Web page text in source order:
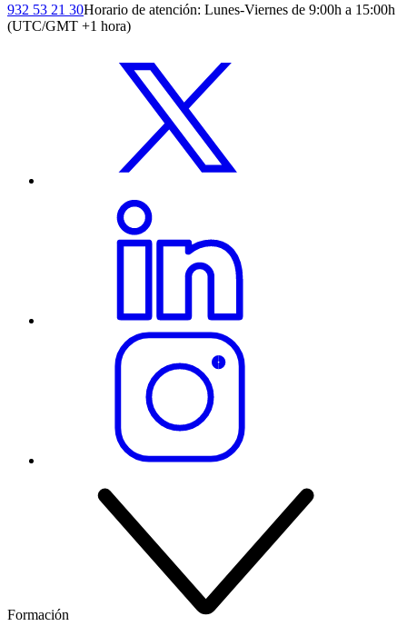
932 53 21 30Horario de atención: Lunes-Viernes de 9:00h a 15:00h
(UTC/GMT +1 hora)
Formación